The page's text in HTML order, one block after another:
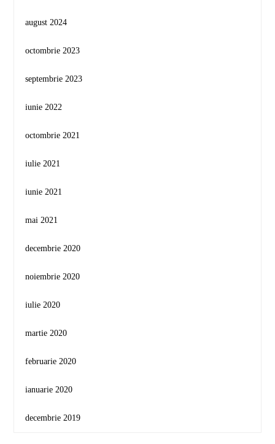
august 2024
octombrie 2023
septembrie 2023
iunie 2022
octombrie 2021
iulie 2021
iunie 2021
mai 2021
decembrie 2020
noiembrie 2020
iulie 2020
martie 2020
februarie 2020
ianuarie 2020
decembrie 2019